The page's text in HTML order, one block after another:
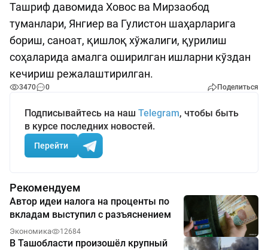
Ташриф давомида Ховос ва Мирзаобод
туманлари, Янгиер ва Гулистон шаҳарларига
бориш, саноат, қишлоқ хўжалиги, қурилиш
соҳаларида амалга оширилган ишларни кўздан
кечириш режалаштирилган.
3470 0 Поделиться
Подписывайтесь на наш Telegram, чтобы быть
в курсе последних новостей.
Перейти
Рекомендуем
Автор идеи налога на проценты по
вкладам выступил с разъяснением
Экономика 12684
В Ташобласти произошёл крупный